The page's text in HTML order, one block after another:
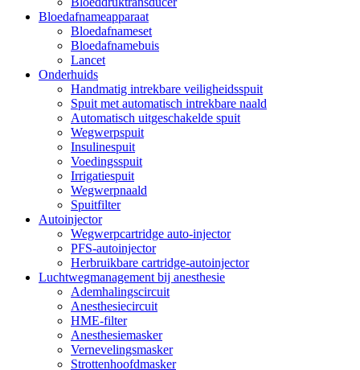
Bloedafnameapparaat
Bloedafnameset
Bloedafnamebuis
Lancet
Onderhuids
Handmatig intrekbare veiligheidsspuit
Spuit met automatisch intrekbare naald
Automatisch uitgeschakelde spuit
Wegwerpspuit
Insulinespuit
Voedingsspuit
Irrigatiespuit
Wegwerpnaald
Spuitfilter
Autoinjector
Wegwerpcartridge auto-injector
PFS-autoinjector
Herbruikbare cartridge-autoinjector
Luchtwegmanagement bij anesthesie
Ademhalingscircuit
Anesthesiecircuit
HME-filter
Anesthesiemasker
Vernevelingsmasker
Strottenhoofdmasker